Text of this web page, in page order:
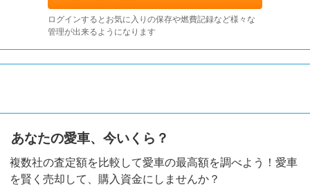
ログインするとお気に入りの保存や燃費記録など様々な
管理が出来るようになります
あなたの愛車、今いくら？
複数社の査定額を比較して愛車の最高額を調べよう！愛車
を賢く売却して、購入資金にしませんか？